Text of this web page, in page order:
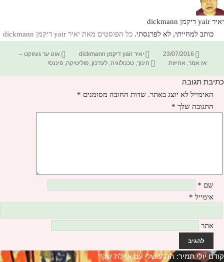
יאיר yair דיקמן dickmann
כותב למחייתי, לא לפרנסתי. כל הפוסטים מאת יאיר yair דיקמן dickmann‏
פורסם
בתאריך
23/07/2016 מחבר
יאיר yair דיקמן dickmann קטגוריות
אוט ער געזוקט –
אז אמר, אחיזות תגיות
חינוך, טכנולוגיה,לעדכון,פוליטיקה,פיננסי
כתיבת תגובה
האימייל לא יוצג באתר. שדות החובה מסומנים *
התגובה שלך *
שם *
אימייל *
אתר
ניווט
קודם הפוסט
יולי תמיר: הרגע שלי עם איילת שקד